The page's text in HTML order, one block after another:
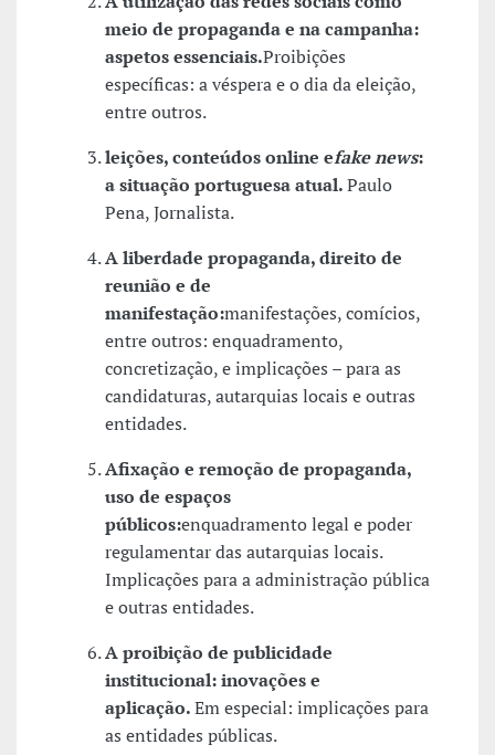
meio de propaganda e na campanha:
aspetos essenciais.Proibições
específicas: a véspera e o dia da eleição,
entre outros.
leições, conteúdos online efake news:
a situação portuguesa atual.Paulo
Pena, Jornalista.
A liberdade propaganda, direito de
reunião e de
manifestação:manifestações, comícios,
entre outros: enquadramento,
concretização, e implicações – para as
candidaturas, autarquias locais e outras
entidades.
Afixação e remoção de propaganda,
uso de espaços
públicos:enquadramento legal e poder
regulamentar das autarquias locais.
Implicações para a administração pública
e outras entidades.
A proibição de publicidade
institucional: inovações e
aplicação.Em especial: implicações para
as entidades públicas.